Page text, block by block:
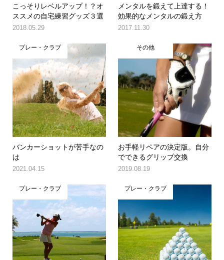
こっそりレベルアップ！？オ
ススメの自宅練習グッズ３選
2018.05.29
メンタルを鍛えて上達する！
効果的なメンタルの鍛え方
2017.11.30
プレー・クラブ
バンカーショットが苦手なの
は
2021.04.15
その他
お手軽リペアの決定版。自分
でできるグリップ交換
2019.08.19
プレー・クラブ プレー・クラブ